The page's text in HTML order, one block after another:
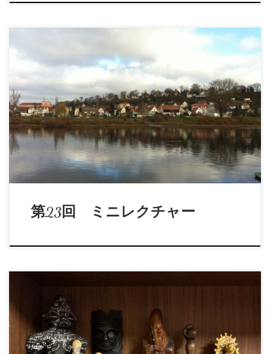
題 目：「ゲーテの色彩論」 講 師：大録慈 日 時：2026年
6月30日(火) 19:00-20:3 […]
第23回 ミニレクチャー
第22回ミニレクチャー：「現代の身体性と依代論について」